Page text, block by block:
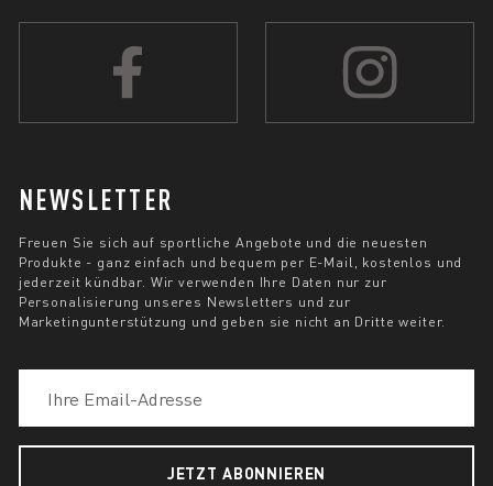
NEWSLETTER
Freuen Sie sich auf sportliche Angebote und die neuesten
Produkte - ganz einfach und bequem per E-Mail, kostenlos und
jederzeit kündbar. Wir verwenden Ihre Daten nur zur
Personalisierung unseres Newsletters und zur
Marketingunterstützung und geben sie nicht an Dritte weiter.
JETZT ABONNIEREN